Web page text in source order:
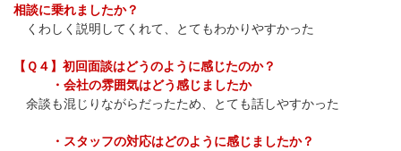
相談に乗れましたか？
くわしく説明してくれて、とてもわかりやすかった
【Ｑ４】初回面談はどうのように感じたのか？
・会社の雰囲気はどう感じましたか
余談も混じりながらだったため、とても話しやすかった
・スタッフの対応はどのように感じましたか？